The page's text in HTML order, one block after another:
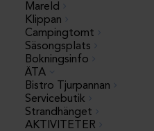
Mareld
Klippan
Campingtomt
Säsongsplats
Bokningsinfo
ÄTA
Bistro Tjurpannan
Servicebutik
Strandhänget
AKTIVITETER